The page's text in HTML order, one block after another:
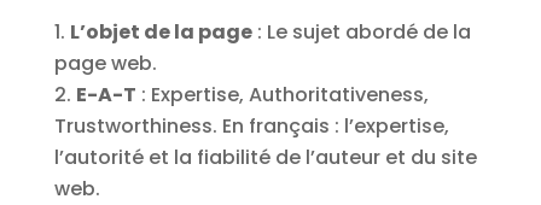
L’objet de la page: Le sujet abordé de la
page web.
E-A-T : Expertise, Authoritativeness,
Trustworthiness. En français : l’expertise,
l’autorité et la fiabilité de l’auteur et du site
web.